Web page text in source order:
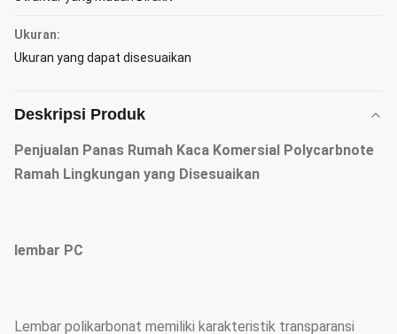
Ukuran:
Ukuran yang dapat disesuaikan
Deskripsi Produk
Penjualan Panas Rumah Kaca Komersial Polycarbnote
Ramah Lingkungan yang Disesuaikan
lembar PC
Lembar polikarbonat memiliki karakteristik transparansi